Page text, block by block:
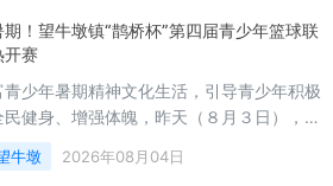
分会承办，市、镇作协骨干、鲁迅文学院研
本土素人写作者共40余人参与。采风团先
望牛墩水乡文化、乞巧文化与书香文化
！望牛墩镇“鹊桥杯”第四届青少年篮球联
开赛
青少年暑期精神文化生活，引导青少年积极
健身、增强体魄，昨天（８月３日），
望牛墩镇“鹊桥杯”第四届青少年篮球联赛正
来自全镇各村（社区）的青少年健儿以篮
牛墩 2026年08月04日